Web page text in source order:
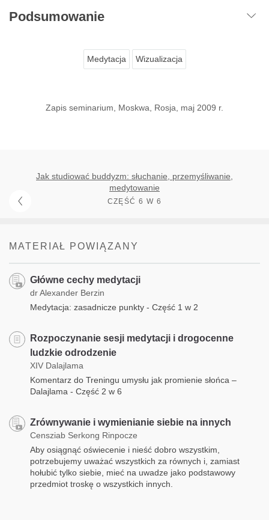
Podsumowanie
Medytacja Wizualizacja
Zapis seminarium, Moskwa, Rosja, maj 2009 r.
Jak studiować buddyzm: słuchanie, przemyśliwanie,
medytowanie
CZĘŚĆ 6 W 6
MATERIAŁ POWIĄZANY
Główne cechy medytacji
dr Alexander Berzin
Medytacja: zasadnicze punkty - Część 1 w 2
Rozpoczynanie sesji medytacji i drogocenne
ludzkie odrodzenie
XIV Dalajlama
Komentarz do Treningu umysłu jak promienie słońca –
Dalajlama - Część 2 w 6
Zrównywanie i wymienianie siebie na innych
Censziab Serkong Rinpocze
Aby osiągnąć oświecenie i nieść dobro wszystkim,
potrzebujemy uważać wszystkich za równych i, zamiast
hołubić tylko siebie, mieć na uwadze jako podstawowy
przedmiot troskę o wszystkich innych.